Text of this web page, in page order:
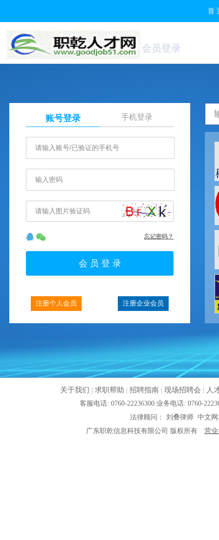
首
会员登录
账号登录 手机登录
忘记密码？
注册个人会员 注册企业会员
关于我们 | 求职帮助 | 招聘指南| 现场招聘会 | 人
客服电话: 0760-22236300 业务电话: 0760-
法律顾问： 刘叠律师 中文
广东职乾信息科技有限公司 版权所有
营